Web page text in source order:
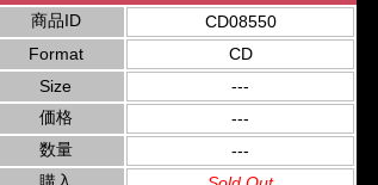
商品ID
CD08550
Format
CD
Size
---
価格
---
数量
---